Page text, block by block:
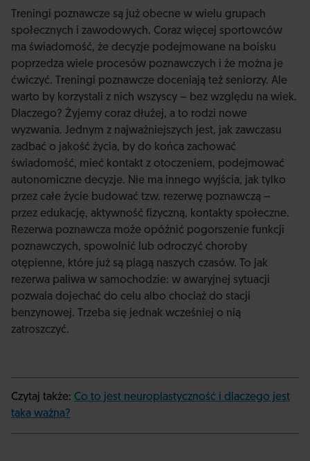
Treningi poznawcze są już obecne w wielu grupach
społecznych i zawodowych. Coraz więcej sportowców
ma świadomość, że decyzje podejmowane na boisku
poprzedza wiele procesów poznawczych i że można je
ćwiczyć. Treningi poznawcze doceniają też seniorzy. Ale
warto by korzystali z nich wszyscy – bez względu na wiek.
Dlaczego? Żyjemy coraz dłużej, a to rodzi nowe
wyzwania. Jednym z najważniejszych jest, jak zawczasu
zadbać o jakość życia, by do końca zachować
świadomość, mieć kontakt z otoczeniem, podejmować
autonomiczne decyzje. Nie ma innego wyjścia, jak tylko
przez całe życie budować tzw. rezerwę poznawczą –
przez edukację, aktywność fizyczną, kontakty społeczne.
Rezerwa poznawcza może opóźnić pogorszenie funkcji
poznawczych, spowolnić lub odroczyć choroby
otępienne, które już są plagą naszych czasów. To jak
rezerwa paliwa w samochodzie: w awaryjnej sytuacji
pozwala dojechać do celu albo chociaż do stacji
benzynowej. Trzeba się jednak wcześniej o nią
zatroszczyć.
Czytaj także: Co to jest neuroplastyczność i dlaczego jest
taka ważna?